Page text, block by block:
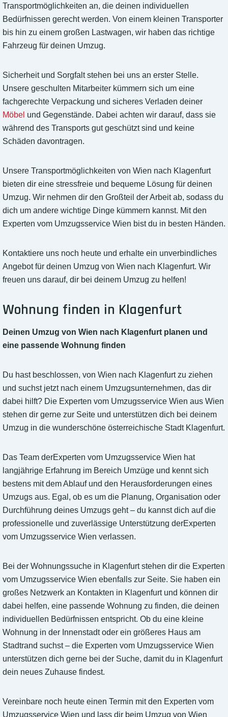
Transportmöglichkeiten an, die deinen individuellen
Bedürfnissen gerecht werden. Von einem kleinen Transporter
bis hin zu einem großen Lastwagen, wir haben das richtige
Fahrzeug für deinen Umzug.
Sicherheit und Sorgfalt stehen bei uns an erster Stelle.
Unsere geschulten Mitarbeiter kümmern sich um eine
fachgerechte Verpackung und sicheres Verladen deiner
Möbel und Gegenstände. Dabei achten wir darauf, dass sie
während des Transports gut geschützt sind und keine
Schäden davontragen.
Unsere Transportmöglichkeiten von Wien nach Klagenfurt
bieten dir eine stressfreie und bequeme Lösung für deinen
Umzug. Wir nehmen dir den Großteil der Arbeit ab, sodass du
dich um andere wichtige Dinge kümmern kannst. Mit den
Experten vom Umzugsservice Wien bist du in besten Händen.
Kontaktiere uns noch heute und erhalte ein unverbindliches
Angebot für deinen Umzug von Wien nach Klagenfurt. Wir
freuen uns darauf, dir bei deinem Umzug zu helfen!
Wohnung finden in Klagenfurt
Deinen Umzug von Wien nach Klagenfurt planen und
eine passende Wohnung finden
Du hast beschlossen, von Wien nach Klagenfurt zu ziehen
und suchst jetzt nach einem Umzugsunternehmen, das dir
dabei hilft? Die Experten vom Umzugsservice Wien aus Wien
stehen dir gerne zur Seite und unterstützen dich bei deinem
Umzug in die wunderschöne österreichische Stadt Klagenfurt.
Das Team derExperten vom Umzugsservice Wien hat
langjährige Erfahrung im Bereich Umzüge und kennt sich
bestens mit dem Ablauf und den Herausforderungen eines
Umzugs aus. Egal, ob es um die Planung, Organisation oder
Durchführung deines Umzugs geht – du kannst dich auf die
professionelle und zuverlässige Unterstützung derExperten
vom Umzugsservice Wien verlassen.
Bei der Wohnungssuche in Klagenfurt stehen dir die Experten
vom Umzugsservice Wien ebenfalls zur Seite. Sie haben ein
großes Netzwerk an Kontakten in Klagenfurt und können dir
dabei helfen, eine passende Wohnung zu finden, die deinen
individuellen Bedürfnissen entspricht. Ob du eine kleine
Wohnung in der Innenstadt oder ein größeres Haus am
Stadtrand suchst – die Experten vom Umzugsservice Wien
unterstützen dich gerne bei der Suche, damit du in Klagenfurt
dein neues Zuhause findest.
Vereinbare noch heute einen Termin mit den Experten vom
Umzugsservice Wien und lass dir beim Umzug von Wien